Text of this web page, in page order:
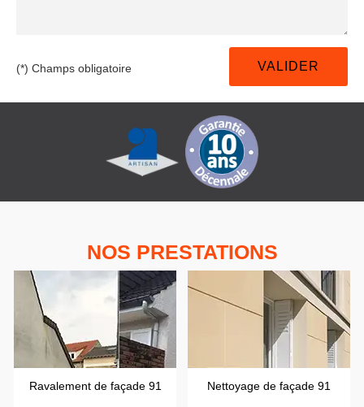
(*) Champs obligatoire
NOS PRESTATIONS
Ravalement de façade 91 Nettoyage de façade 91